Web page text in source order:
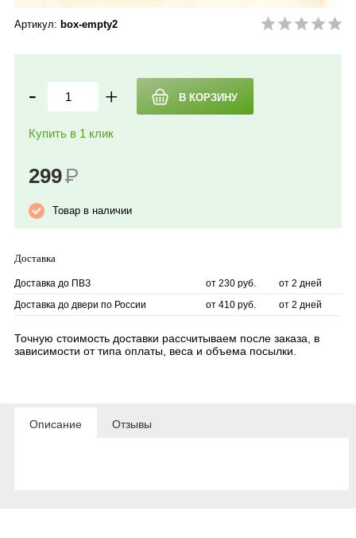
Артикул: box-empty2
- +
Купить в 1 клик
299Р
Товар в наличии
Доставка
Доставка до ПВЗ от 230 руб.
от 2 дней
Доставка до двери по России
от 410 руб. от 2 дней
Точную стоимость доставки рассчитываем после заказа, в
зависимости от типа оплаты, веса и объема посылки.
Описание Отзывы